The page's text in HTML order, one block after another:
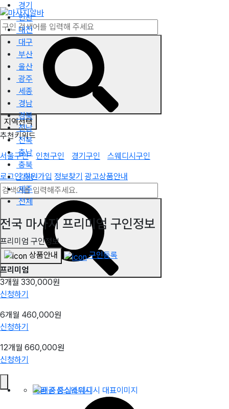
지역선택
추천키워드
서울구인 인천구인 경기구인 스웨디시구인
로그인 회원가입 정보찾기 광고상품안내
경기
인천
대전
대구
부산
울산
광주
세종
경남
경북
전남
전북
충남
충북
강원
제주
전체
전국 마사지 프리미엄 구인정보
프리미엄 구인정보
상품안내
구인등록
프리미엄
3개월 330,000원
신청하기
6개월 460,000원
신청하기
12개월 660,000원
신청하기
배곧 중심스웨디시